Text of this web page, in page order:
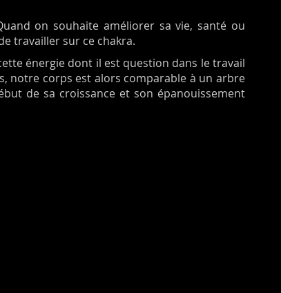
on souhaite améliorer sa vie, santé ou
travailler sur ce chakra.
énergie dont il est question dans le travail
notre corps est alors comparable à un arbre
de sa croissance et son épanouissement